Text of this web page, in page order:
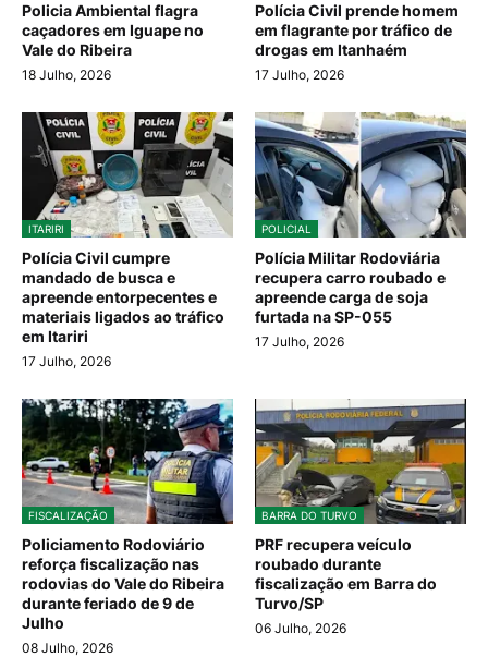
Policia Ambiental flagra
caçadores em Iguape no
Vale do Ribeira
18 Julho, 2026
Polícia Civil prende homem
em flagrante por tráfico de
drogas em Itanhaém
17 Julho, 2026
ITARIRI
Polícia Civil cumpre
mandado de busca e
apreende entorpecentes e
materiais ligados ao tráfico
em Itariri
17 Julho, 2026
POLICIAL
Polícia Militar Rodoviária
recupera carro roubado e
apreende carga de soja
furtada na SP-055
17 Julho, 2026
FISCALIZAÇÃO
Policiamento Rodoviário
reforça fiscalização nas
rodovias do Vale do Ribeira
durante feriado de 9 de
Julho
08 Julho, 2026
BARRA DO TURVO
PRF recupera veículo
roubado durante
fiscalização em Barra do
Turvo/SP
06 Julho, 2026